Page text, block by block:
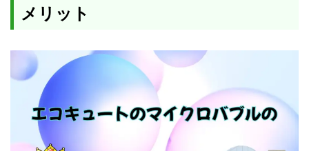
メリット